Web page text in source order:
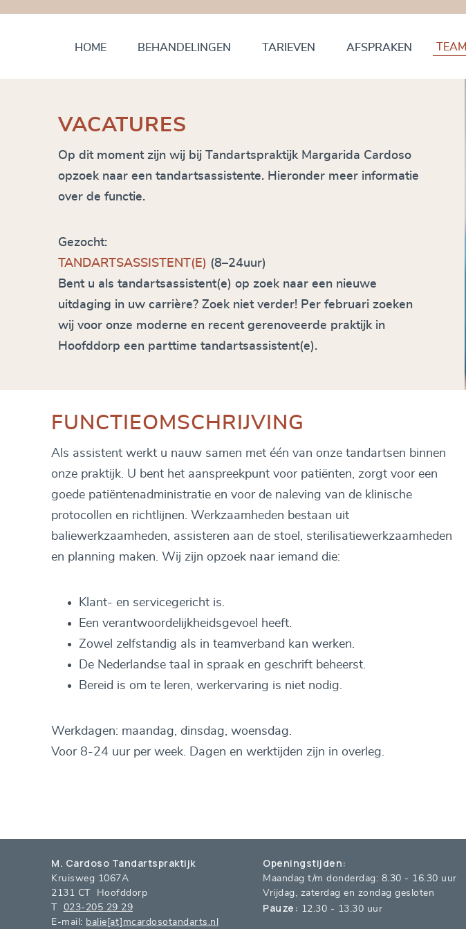
HOME BEHANDELINGEN TARIEVEN AFSPRAKEN TEAM
VACATURES
Op dit moment zijn wij bij Tandartspraktijk Margarida Cardoso
opzoek naar een tandartsassistente. Hieronder meer informatie
over de functie.
Gezocht:
TANDARTSASSISTENT(E) (8–24uur)
Bent u als tandartsassistent(e) op zoek naar een nieuwe
uitdaging in uw carrière? Zoek niet verder! Per februari zoeken
wij voor onze moderne en recent gerenoveerde praktijk in
Hoofddorp een parttime tandartsassistent(e).
FUNCTIEOMSCHRIJVING
Als assistent werkt u nauw samen met één van onze tandartsen binnen
onze praktijk. U bent het aanspreekpunt voor patiënten, zorgt voor een
goede patiëntenadministratie en voor de naleving van de klinische
protocollen en richtlijnen. Werkzaamheden bestaan uit
baliewerkzaamheden, assisteren aan de stoel, sterilisatiewerkzaamheden
en planning maken. Wij zijn opzoek naar iemand die:
Klant- en servicegericht is.
Een verantwoordelijkheidsgevoel heeft.
Zowel zelfstandig als in teamverband kan werken.
De Nederlandse taal in spraak en geschrift beheerst.
Bereid is om te leren, werkervaring is niet nodig.
Werkdagen: maandag, dinsdag, woensdag.
Voor 8-24 uur per week. Dagen en werktijden zijn in overleg.
M. Cardoso Tandartspraktijk
Kruisweg 1067A
2131 CT Hoofddorp
023-205 29 29
E-mail: balie[at]mcardosotandarts.nl
Openingstijden:
Maandag t/m donderdag: 8.30 - 16.30 uur
Vrijdag, zaterdag en zondag gesloten
Pauze: 12.30 - 13.30 uur